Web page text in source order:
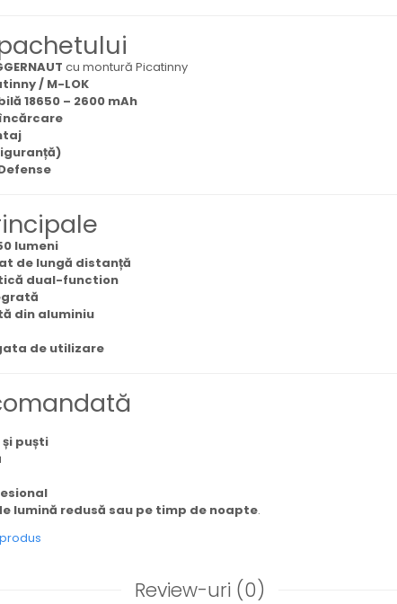
cu montură Picatinny
/ M-LOK
18650 – 2600 mAh
lumeni
de lungă distanță
dual-function
din aluminiu
de utilizare
puști
lumină redusă sau pe timp de noapte.
Review-uri (0)